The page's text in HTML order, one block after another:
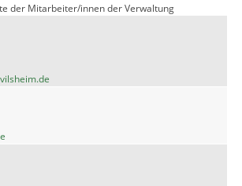
der Mitarbeiter/innen der Verwaltung